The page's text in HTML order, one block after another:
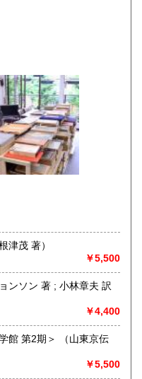
岡県
崎県
大分県
島県
店です（令和2年6月に河
画の図案本・浮世絵・古
籍もございますが、「日
ご来店の前にあらかじ
ただくとスムーズです(店
city, Japan
教を変えた法然の先鋭性 （根津茂 著）
￥5,500
￥4,400
＞ （山東京伝
￥5,500